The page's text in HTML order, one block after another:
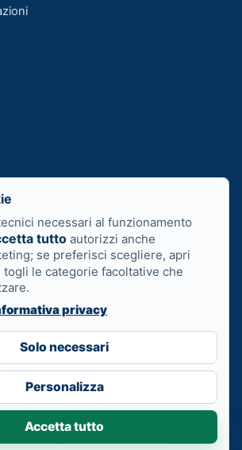
Prenota ora
Ostetrica, Senologica
necessari al funzionamento
tutto autorizzi anche
se preferisci scegliere, apri
togli le categorie facoltative che
privacy
Solo necessari
Personalizza
Accetta tutto